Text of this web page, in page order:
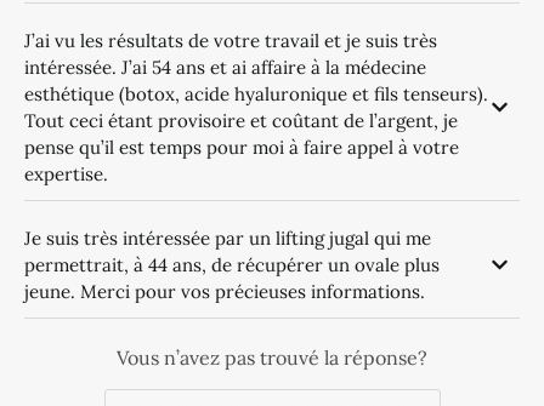
J’ai vu les résultats de votre travail et je suis très
intéressée. J’ai 54 ans et ai affaire à la médecine
esthétique (botox, acide hyaluronique et fils tenseurs).
Tout ceci étant provisoire et coûtant de l’argent, je
pense qu’il est temps pour moi à faire appel à votre
expertise.
Je suis très intéressée par un lifting jugal qui me
permettrait, à 44 ans, de récupérer un ovale plus
jeune. Merci pour vos précieuses informations.
Vous n’avez pas trouvé la réponse?